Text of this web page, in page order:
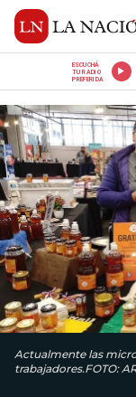
ESCUCHÁ
TU RADIO
PREFERIDA
Actualmente las
trabajadores.FOTO: